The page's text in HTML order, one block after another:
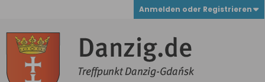
Anmelden oder Registrieren